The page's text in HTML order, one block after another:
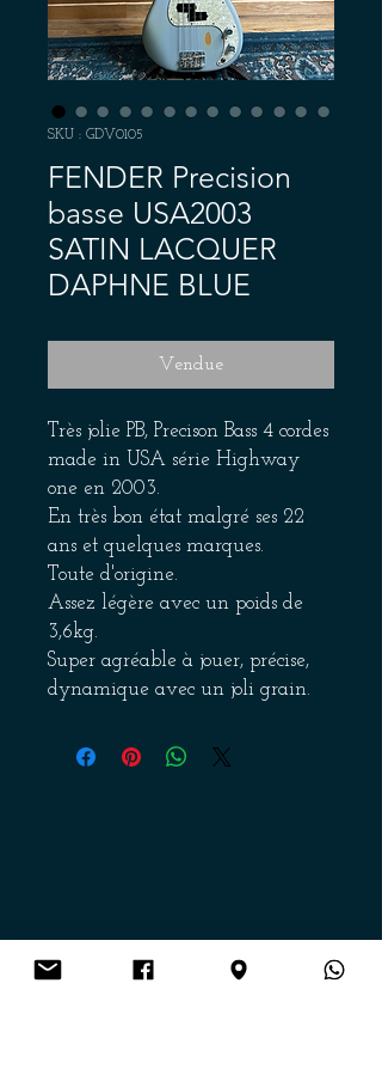
SKU : GDV0105
FENDER Precision
basse USA2003
SATIN LACQUER
DAPHNE BLUE
Vendue
Très jolie PB, Precison Bass 4 cordes
made in USA série Highway
one en 2003.
En très bon état malgré ses 22
ans et quelques marques.
Toute d'origine.
Assez légère avec un poids de
3,6kg.
Super agréable à jouer, précise,
dynamique avec un joli grain.
atelier de lutherie. Livrée en gig